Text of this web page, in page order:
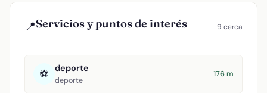
📍Servicios y puntos de interés 9 cerca
⚽ deporte
deporte
176 m